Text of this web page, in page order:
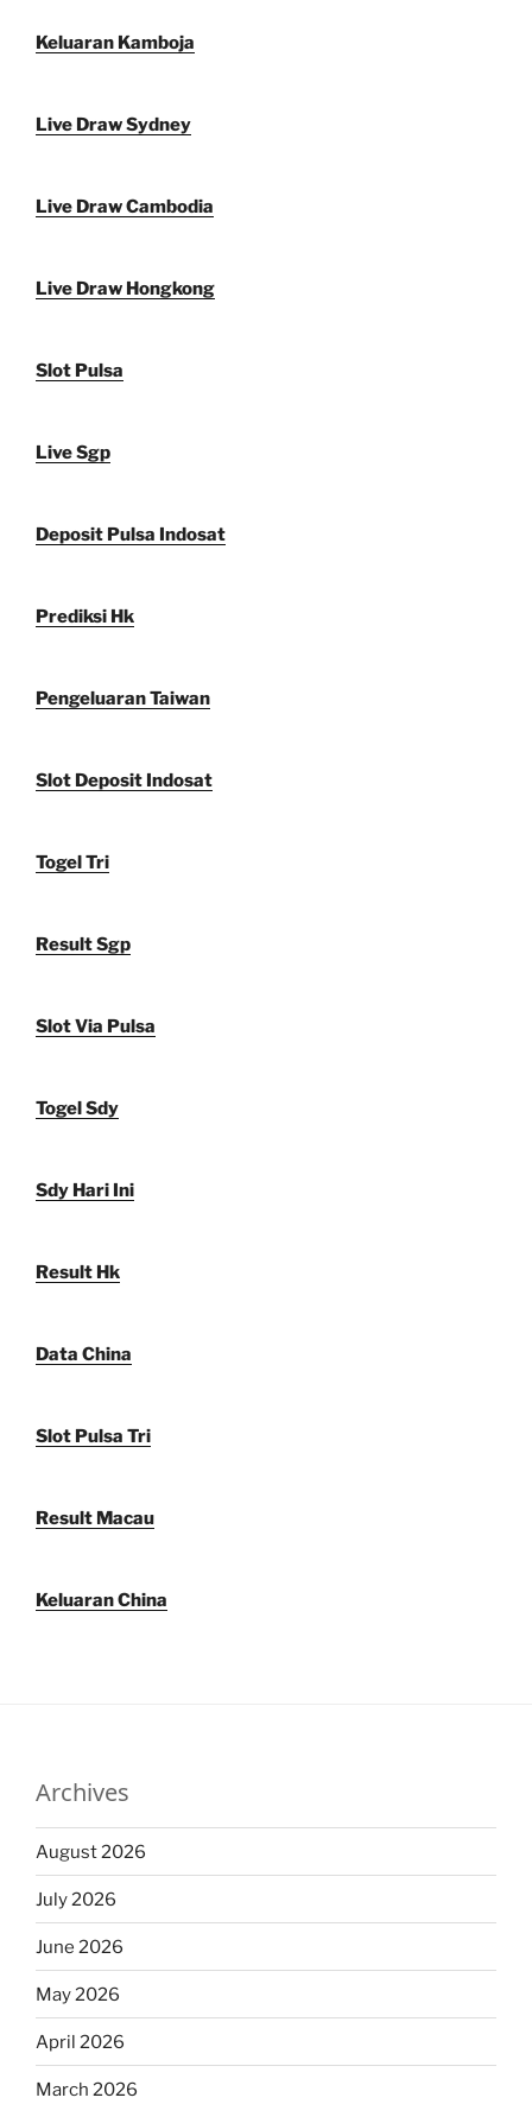
Keluaran Kamboja
Live Draw Sydney
Live Draw Cambodia
Live Draw Hongkong
Slot Pulsa
Live Sgp
Deposit Pulsa Indosat
Prediksi Hk
Pengeluaran Taiwan
Slot Deposit Indosat
Togel Tri
Result Sgp
Slot Via Pulsa
Togel Sdy
Sdy Hari Ini
Result Hk
Data China
Slot Pulsa Tri
Result Macau
Keluaran China
Archives
August 2026
July 2026
June 2026
May 2026
April 2026
March 2026